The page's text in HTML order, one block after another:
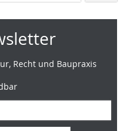
Recht und Baupraxis